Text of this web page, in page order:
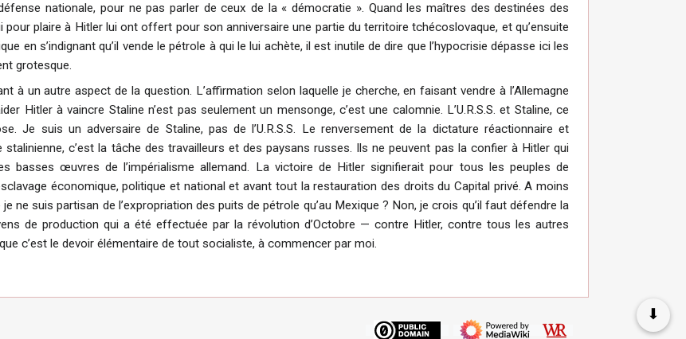
nationale, pour ne pas parler de ceux de la « démocratie ». Quand les maîtres des destinées des
pour plaire à Hitler lui ont offert pour son anniversaire une partie du territoire tchécoslovaque, et qu’ensuite
en s’indignant qu’il vende le pétrole à qui le lui achète, il est inutile de dire que l’hypocrisie dépasse ici les
grotesque.
à un autre aspect de la question. L’affirmation selon laquelle je cherche, en faisant vendre à l’Allemagne
Hitler à vaincre Staline n’est pas seulement un mensonge, c’est une calomnie. L’U.R.S.S. et Staline, ce
Je suis un adversaire de Staline, pas de l’U.R.S.S. Le renversement de la dictature réactionnaire et
stalinienne, c’est la tâche des travailleurs et des paysans russes. Ils ne peuvent pas la confier à Hitler qui
basses œuvres de l’impérialisme allemand. La victoire de Hitler signifierait pour tous les peuples de
économique, politique et national et avant tout la restauration des droits du Capital privé. A moins
ne suis partisan de l’expropriation des puits de pétrole qu’au Mexique ? Non, je crois qu’il faut défendre la
de production qui a été effectuée par la révolution d’Octobre — contre Hitler, contre tous les autres
c’est le devoir élémentaire de tout socialiste, à commencer par moi.
⬇